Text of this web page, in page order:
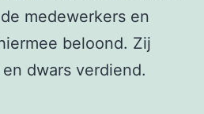
medewerkers en
beloond. Zij
dwars verdiend.